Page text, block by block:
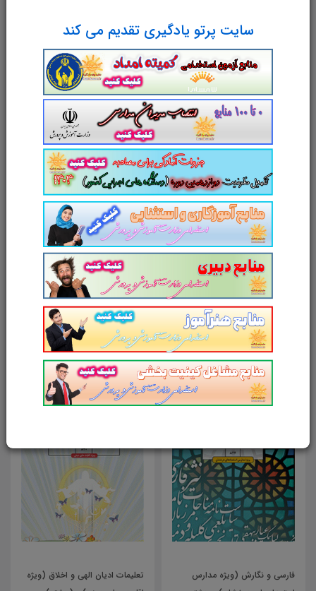
سایت پرتو یادگیری تقدیم می کند
نام و نام خانوادگی
پست الکترونیک
آدرس وب‌سایت
امتیاز شما به محصول
ارسال دیدگاه انصراف
محصولات مرتبط
فارسی و نگارش (ویژه مدارس
تعلیمات ادیان الهی و اخلاق (ویژه